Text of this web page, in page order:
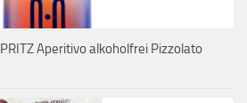
Aperitivo alkoholfrei Pizzolato